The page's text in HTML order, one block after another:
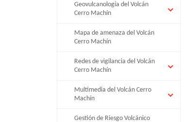
Geovulcanología del Volcán
Cerro Machín
Mapa de amenaza del Volcán
Cerro Machín
Redes de vigilancia del Volcán
Cerro Machín
Multimedia del Volcán Cerro
Machín
Gestión de Riesgo Volcánico